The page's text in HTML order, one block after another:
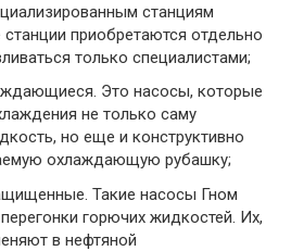
станциям
станции приобретаются отдельно
только специалистами;
Это насосы, которые
не только саму
но еще и конструктивно
охлаждающую рубашку;
Такие насосы Гном
горючих жидкостей. Их,
в нефтяной